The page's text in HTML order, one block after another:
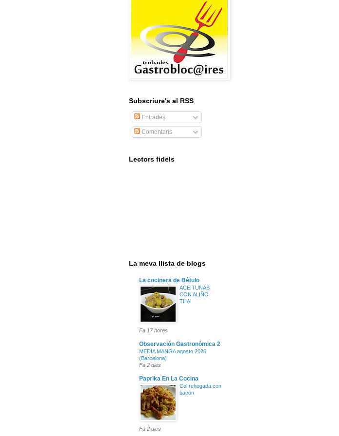
Subscriure's al RSS
Entrades
Comentaris
Lectors fidels
La meva llista de blogs
La cocinera de Bétulo
ACEITUNAS
CON ALIÑO
THAI
Fa 17 hores
Observación Gastronómica 2
MEDIA MANGA agosto 2026
(Barcelona)
Fa 2 dies
Paprika En La Cocina
Col rehogada con
bacon
Fa 2 dies